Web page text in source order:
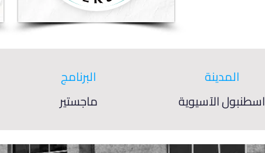
البرنامج
ماجستير
المدينة
اسطنبول الآسيوية